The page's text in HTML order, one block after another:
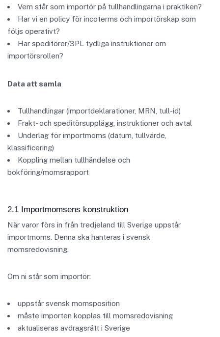
Vem står som importör på tullhandlingarna i praktiken?
Har vi en policy för incoterms och importörskap som
följs operativt?
Har speditörer/3PL tydliga instruktioner om
importörsrollen?
Data att samla
Tullhandlingar (importdeklarationer, MRN, tull-id)
Frakt- och speditörsupplägg, instruktioner och avtal
Underlag för importmoms (datum, tullvärde,
klassificering)
Koppling mellan tullhändelse och
bokföring/momsrapport
2.1 Importmomsens konstruktion
När varor förs in från tredjeland till Sverige uppstår
importmoms. Denna ska hanteras i svensk
momsredovisning.
Om ni står som importör:
uppstår svensk momsposition
måste importen kopplas till momsredovisning
aktualiseras avdragsrätt i Sverige